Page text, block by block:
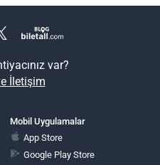
var?
İletişim
Mobil Uygulamalar
App Store
Google Play Store